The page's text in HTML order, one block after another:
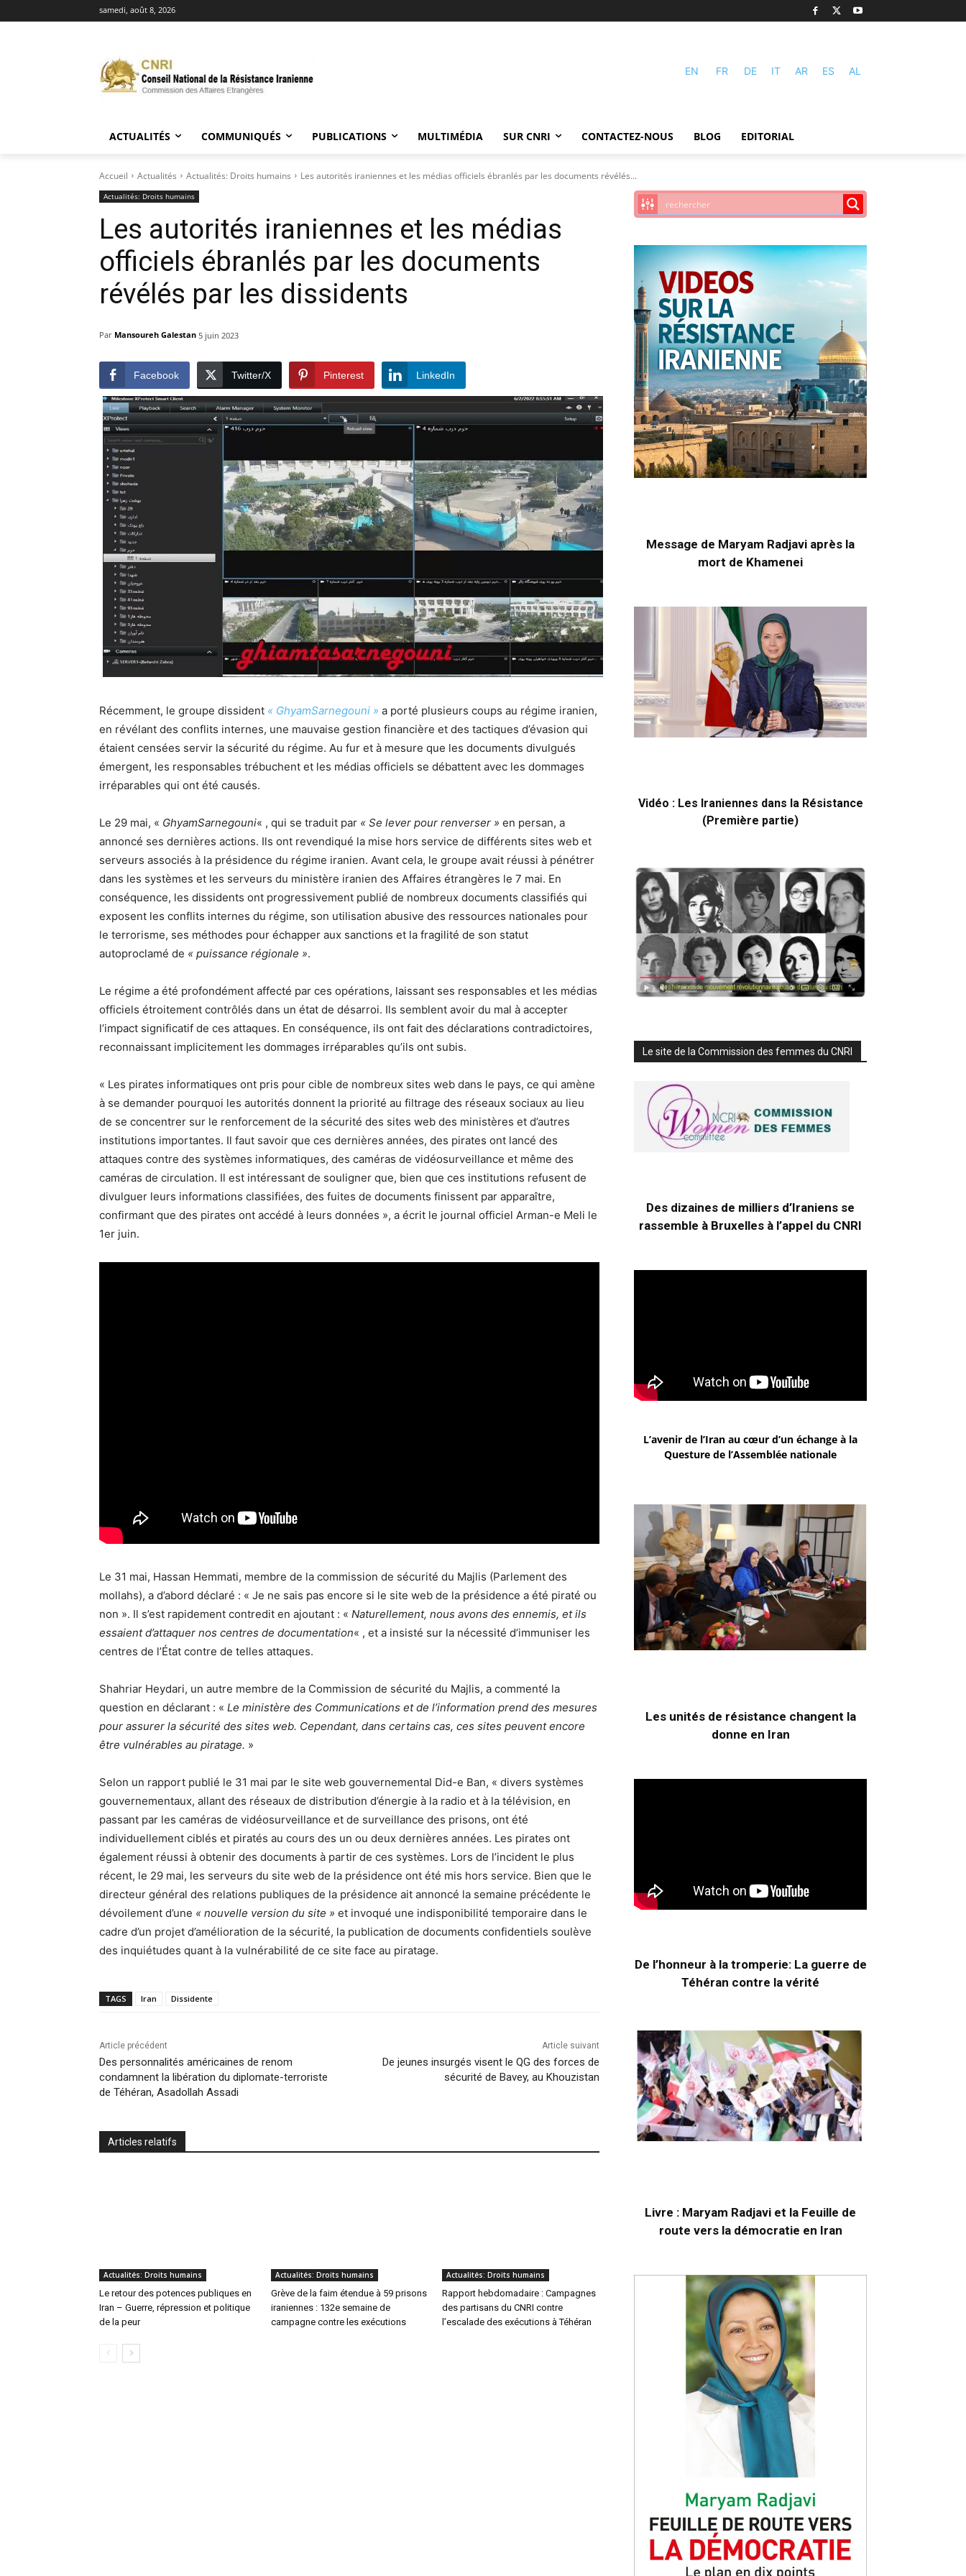
samedi, août 8, 2026
EN FR DE IT AR ES AL
ACTUALITÉS COMMUNIQUÉS PUBLICATIONS MULTIMÉDIA SUR CNRI CONTACTEZ-NOUS BLOG EDITORIAL
Accueil Actualités Actualités: Droits humains Les autorités iraniennes et les médias officiels ébranlés par les documents révélés...
Actualités: Droits humains
Les autorités iraniennes et les médias
officiels ébranlés par les documents
révélés par les dissidents
Par Mansoureh Galestan 5 juin 2023
Facebook Twitter/X Pinterest LinkedIn
Récemment, le groupe dissident « GhyamSarnegouni » a porté plusieurs coups au régime iranien,
en révélant des conflits internes, une mauvaise gestion financière et des tactiques d’évasion qui
étaient censées servir la sécurité du régime. Au fur et à mesure que les documents divulgués
émergent, les responsables trébuchent et les médias officiels se débattent avec les dommages
irréparables qui ont été causés.
Le 29 mai, « GhyamSarnegouni« , qui se traduit par « Se lever pour renverser » en persan, a
annoncé ses dernières actions. Ils ont revendiqué la mise hors service de différents sites web et
serveurs associés à la présidence du régime iranien. Avant cela, le groupe avait réussi à pénétrer
dans les systèmes et les serveurs du ministère iranien des Affaires étrangères le 7 mai. En
conséquence, les dissidents ont progressivement publié de nombreux documents classifiés qui
exposent les conflits internes du régime, son utilisation abusive des ressources nationales pour
le terrorisme, ses méthodes pour échapper aux sanctions et la fragilité de son statut
autoproclamé de « puissance régionale ».
Le régime a été profondément affecté par ces opérations, laissant ses responsables et les médias
officiels étroitement contrôlés dans un état de désarroi. Ils semblent avoir du mal à accepter
l’impact significatif de ces attaques. En conséquence, ils ont fait des déclarations contradictoires,
reconnaissant implicitement les dommages irréparables qu’ils ont subis.
« Les pirates informatiques ont pris pour cible de nombreux sites web dans le pays, ce qui amène
à se demander pourquoi les autorités donnent la priorité au filtrage des réseaux sociaux au lieu
de se concentrer sur le renforcement de la sécurité des sites web des ministères et d’autres
institutions importantes. Il faut savoir que ces dernières années, des pirates ont lancé des
attaques contre des systèmes informatiques, des caméras de vidéosurveillance et même des
caméras de circulation. Il est intéressant de souligner que, bien que ces institutions refusent de
divulguer leurs informations classifiées, des fuites de documents finissent par apparaître,
confirmant que des pirates ont accédé à leurs données », a écrit le journal officiel Arman-e Meli le
1er juin.
Le 31 mai, Hassan Hemmati, membre de la commission de sécurité du Majlis (Parlement des
mollahs), a d’abord déclaré : « Je ne sais pas encore si le site web de la présidence a été piraté ou
non ». Il s’est rapidement contredit en ajoutant : « Naturellement, nous avons des ennemis, et ils
essaient d’attaquer nos centres de documentation« , et a insisté sur la nécessité d’immuniser les
centres de l’État contre de telles attaques.
Shahriar Heydari, un autre membre de la Commission de sécurité du Majlis, a commenté la
question en déclarant : « Le ministère des Communications et de l’information prend des mesures
pour assurer la sécurité des sites web. Cependant, dans certains cas, ces sites peuvent encore
être vulnérables au piratage. »
Selon un rapport publié le 31 mai par le site web gouvernemental Did-e Ban, « divers systèmes
gouvernementaux, allant des réseaux de distribution d’énergie à la radio et à la télévision, en
passant par les caméras de vidéosurveillance et de surveillance des prisons, ont été
individuellement ciblés et piratés au cours des un ou deux dernières années. Les pirates ont
également réussi à obtenir des documents à partir de ces systèmes. Lors de l’incident le plus
récent, le 29 mai, les serveurs du site web de la présidence ont été mis hors service. Bien que le
directeur général des relations publiques de la présidence ait annoncé la semaine précédente le
dévoilement d’une « nouvelle version du site » et invoqué une indisponibilité temporaire dans le
cadre d’un projet d’amélioration de la sécurité, la publication de documents confidentiels soulève
des inquiétudes quant à la vulnérabilité de ce site face au piratage.
TAGS Iran Dissidente
Article précédent
Des personnalités américaines de renom
condamnent la libération du diplomate-terroriste
de Téhéran, Asadollah Assadi
Article suivant
De jeunes insurgés visent le QG des forces de
sécurité de Bavey, au Khouzistan
Articles relatifs
Actualités: Droits humains
Le retour des potences publiques en
Iran – Guerre, répression et politique
de la peur
Actualités: Droits humains
Grève de la faim étendue à 59 prisons
iraniennes : 132e semaine de
campagne contre les exécutions
Actualités: Droits humains
Rapport hebdomadaire : Campagnes
des partisans du CNRI contre
l’escalade des exécutions à Téhéran
Message de Maryam Radjavi après la
mort de Khamenei
Vidéo : Les Iraniennes dans la Résistance
(Première partie)
Le site de la Commission des femmes du CNRI
Des dizaines de milliers d’Iraniens se
rassemble à Bruxelles à l’appel du CNRI
L’avenir de l’Iran au cœur d’un échange à la
Questure de l’Assemblée nationale
Les unités de résistance changent la
donne en Iran
De l’honneur à la tromperie: La guerre de
Téhéran contre la vérité
Livre : Maryam Radjavi et la Feuille de
route vers la démocratie en Iran